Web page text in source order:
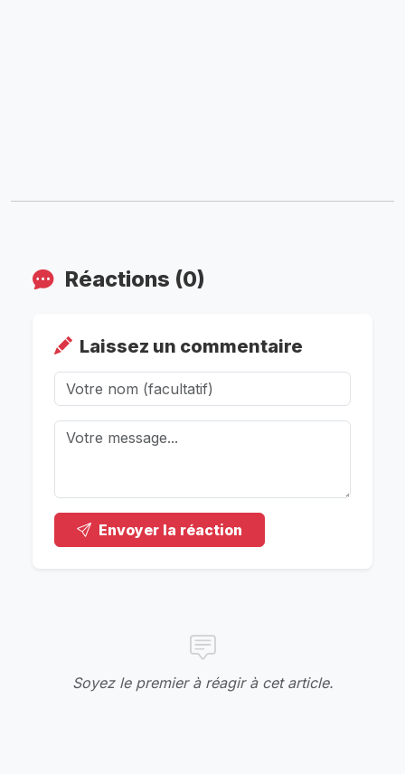
Réactions (0)
Laissez un commentaire
Envoyer la réaction
Soyez le premier à réagir à cet article.